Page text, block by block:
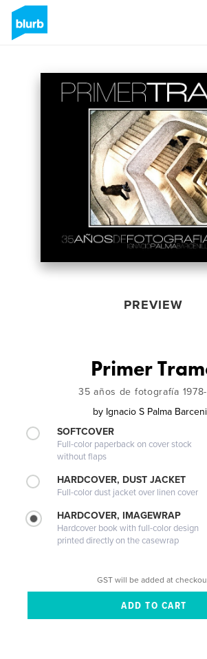
PREVIEW
Primer
35 años de fotografía
by Ignacio S Palma
SOFTCOVER
Full-color paperback on cover stock
without flaps
HARDCOVER, DUST JACKET
Full-color dust jacket over linen cover
HARDCOVER, IMAGEWRAP
Hardcover book with full-color design
printed directly on the casewrap
GST will be added at